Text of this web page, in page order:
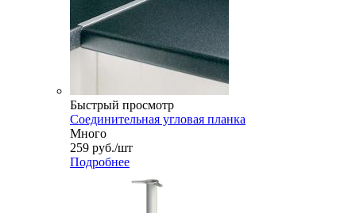
Быстрый просмотр
Соединительная угловая планка
Много
259 руб./шт
Подробнее